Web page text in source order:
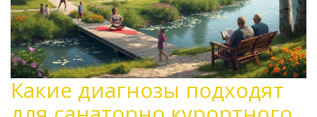
Какие диагнозы подходят